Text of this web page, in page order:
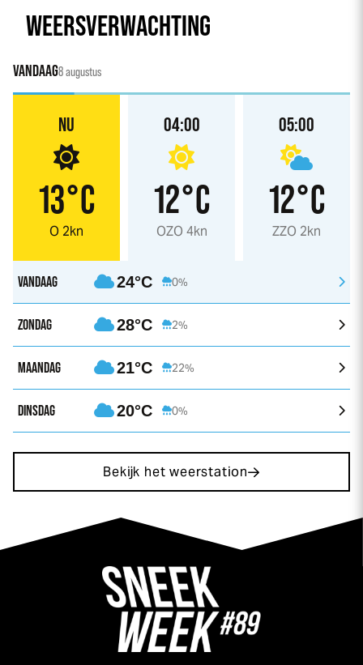
WEERSVERWACHTING
VANDAAG8 augustus
NU
13°C
O 2kn
04:00
12°C
OZO 4kn
05:00
12°C
ZZO 2kn
VANDAAG 24°C 0%
ZONDAG 28°C 2%
MAANDAG 21°C 22%
DINSDAG 20°C 0%
Bekijk het weerstation